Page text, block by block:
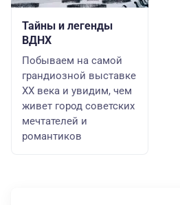
Тайны и легенды
ВДНХ
Побываем на самой
грандиозной выставке
ХХ века и увидим, чем
живет город советских
мечтателей и
романтиков